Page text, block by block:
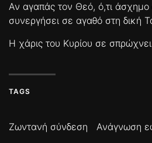
Αν αγαπάς τον Θεό, ό,τι άσχημο
συνεργήσει σε αγαθό στη δική
Η χάρις του Κυρίου σε
TAGS
Ζωντανή σύνδεση Ανάγνωση